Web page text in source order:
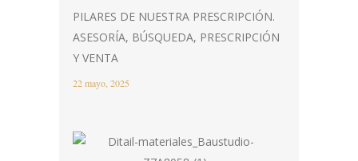
PILARES DE NUESTRA PRESCRIPCIÓN.
ASESORÍA, BÚSQUEDA, PRESCRIPCIÓN
Y VENTA
22 mayo, 2025